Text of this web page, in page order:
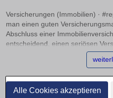
Alle Cookies akzeptieren
Versicherungen (Immobilien) ·
man einen guten
Abschluss einer
entscheidend, einen seriösen
zu haben. Doch woran erkennt
auf die individuellen Bedürfnisse
unerlässlich sind und wie Sie die
Situation finden. Ein seriöser